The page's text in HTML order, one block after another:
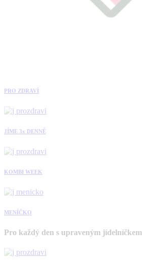
PRO ZDRAVÍ
JÍME 3x DENNĚ
KOMBI WEEK
MENÍČKO
Pro každý den s upraveným jídelníčkem